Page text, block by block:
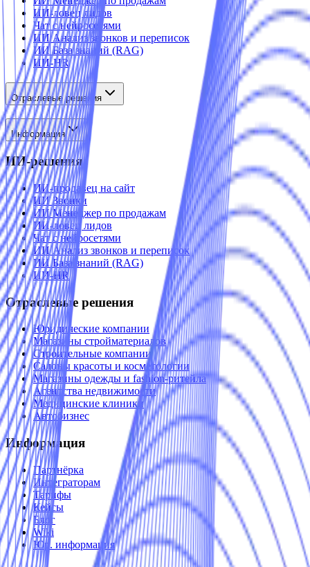
ИИ-ловец лидов
Чат с нейросетями
ИИ Анализ звонков и переписок
ИИ База знаний (RAG)
ИИ-HR
Отраслевые решения
Информация
ИИ-решения
ИИ-продавец на сайт
ИИ Звонки
ИИ Менеджер по продажам
ИИ-ловец лидов
Чат с нейросетями
ИИ Анализ звонков и переписок
ИИ База знаний (RAG)
ИИ-HR
Отраслевые решения
Юридические компании
Магазины стройматериалов
Строительные компании
Салоны красоты и косметологии
Магазины одежды и fashion-ритейла
Агентства недвижимости
Медицинские клиники
Автобизнес
Информация
Партнёрка
Интеграторам
Тарифы
Кейсы
Блог
Wiki
Юр. информация